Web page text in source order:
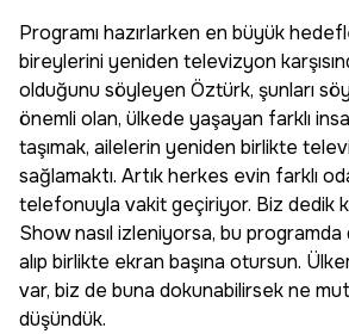
Programı hazırlarken en büyük
bireylerini yeniden televizyon
olduğunu söyleyen Öztürk, şunları
önemli olan, ülkede yaşayan farklı
taşımak, ailelerin yeniden birlikte
sağlamaktı. Artık herkes evin farklı
telefonuyla vakit geçiriyor. Biz dedik
Shownasıl izleniyorsa, bu
alıp birlikte ekran başına otursun.
var, biz de buna dokunabilirsek ne
düşündük.